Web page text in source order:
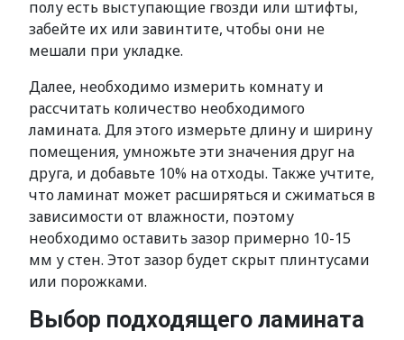
полу есть выступающие гвозди или штифты,
забейте их или завинтите, чтобы они не
мешали при укладке.
Далее, необходимо измерить комнату и
рассчитать количество необходимого
ламината. Для этого измерьте длину и ширину
помещения, умножьте эти значения друг на
друга, и добавьте 10% на отходы. Также учтите,
что ламинат может расширяться и сжиматься в
зависимости от влажности, поэтому
необходимо оставить зазор примерно 10-15
мм у стен. Этот зазор будет скрыт плинтусами
или порожками.
Выбор подходящего ламината